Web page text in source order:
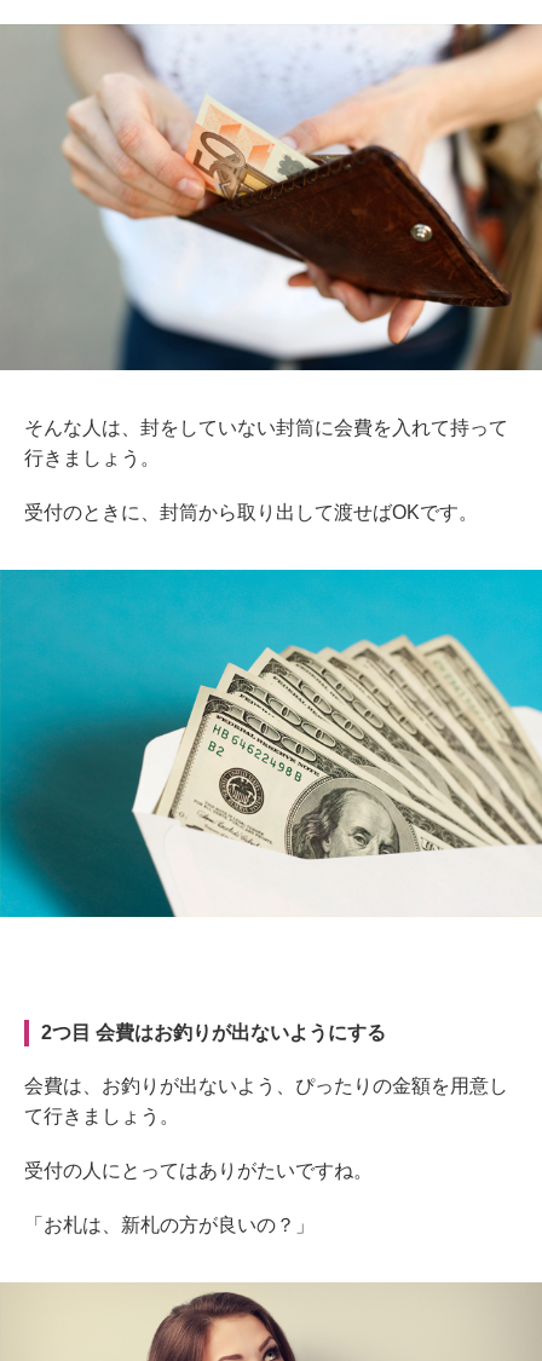
そんな人は、封をしていない封筒に会費を入れて持って
行きましょう。
受付のときに、封筒から取り出して渡せばOKです。
2つ目 会費はお釣りが出ないようにする
会費は、お釣りが出ないよう、ぴったりの金額を用意し
て行きましょう。
受付の人にとってはありがたいですね。
「お札は、新札の方が良いの？」